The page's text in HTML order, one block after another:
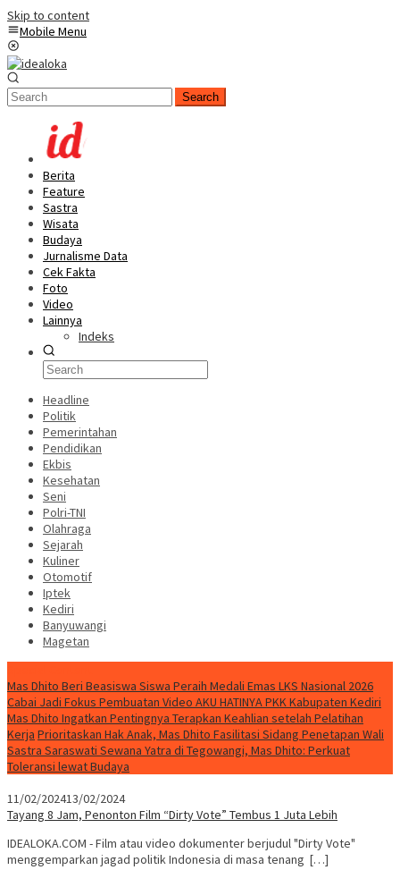
Skip to content
Mobile Menu
Search
Berita
Feature
Sastra
Wisata
Budaya
Jurnalisme Data
Cek Fakta
Foto
Video
Lainnya
Indeks
Headline
Politik
Pemerintahan
Pendidikan
Ekbis
Kesehatan
Seni
Polri-TNI
Olahraga
Sejarah
Kuliner
Otomotif
Iptek
Kediri
Banyuwangi
Magetan
Mas Dhito Beri Beasiswa Siswa Peraih Medali Emas LKS Nasional 2026
Cabai Jadi Fokus Pembuatan Video AKU HATINYA PKK Kabupaten Kediri
Mas Dhito Ingatkan Pentingnya Terapkan Keahlian setelah Pelatihan
Kerja Prioritaskan Hak Anak, Mas Dhito Fasilitasi Sidang Penetapan Wali
Sastra Saraswati Sewana Yatra di Tegowangi, Mas Dhito: Perkuat
Toleransi lewat Budaya
11/02/202413/02/2024
Tayang 8 Jam, Penonton Film “Dirty Vote” Tembus 1 Juta Lebih
IDEALOKA.COM - Film atau video dokumenter berjudul "Dirty Vote"
menggemparkan jagad politik Indonesia di masa tenang […]